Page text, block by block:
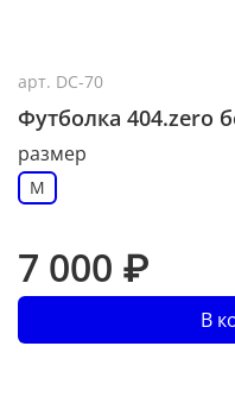
арт. DC-70
Футболка 404.zero
размер
M
7 000 ₽
В